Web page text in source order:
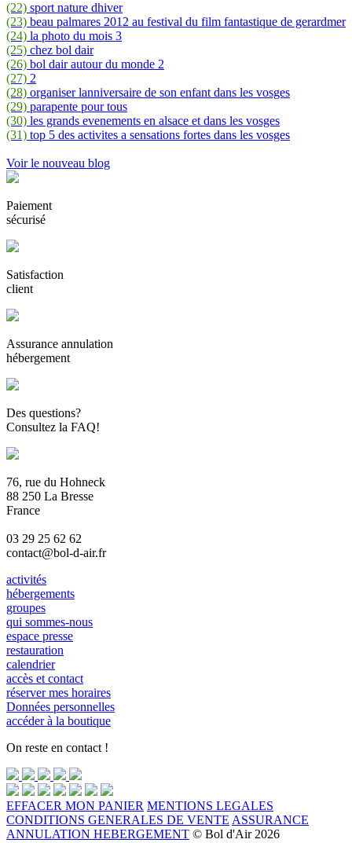
(22) sport nature dhiver
(23) beau palmares 2012 au festival du film fantastique de gerardmer
(24) la photo du mois 3
(25) chez bol dair
(26) bol dair autour du monde 2
(27) 2
(28) organiser lanniversaire de son enfant dans les vosges
(29) parapente pour tous
(30) les grands evenements en alsace et dans les vosges
(31) top 5 des activites a sensations fortes dans les vosges
Voir le nouveau blog
Paiement
sécurisé
Satisfaction
client
Assurance annulation
hébergement
Des questions?
Consultez la FAQ!
76, rue du Hohneck
88 250 La Bresse
France
03 29 25 62 62
contact@bol-d-air.fr
activités
hébergements
groupes
qui sommes-nous
espace presse
restauration
calendrier
accès et contact
réserver mes horaires
Données personnelles
accéder à la boutique
On reste en contact !
EFFACER MON PANIER MENTIONS LEGALES
CONDITIONS GENERALES DE VENTE ASSURANCE
ANNULATION HEBERGEMENT © Bol d'Air 2026